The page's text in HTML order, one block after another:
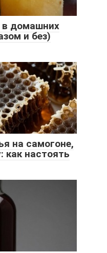
домашних
и без)
на самогоне,
как настоять